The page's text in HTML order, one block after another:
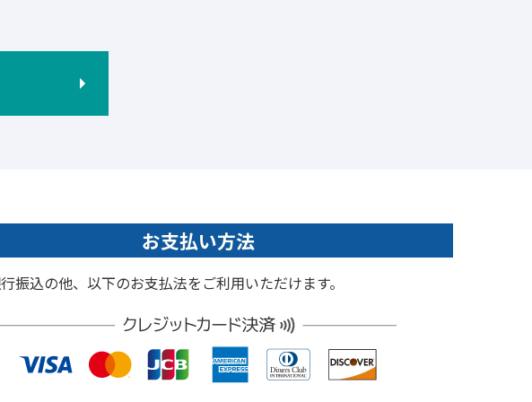
お支払い方法
振込の他、以下のお支払法をご利用いただけます。